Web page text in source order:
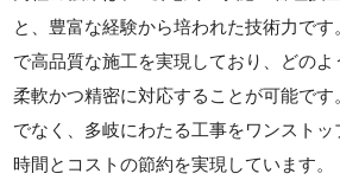
と、豊富な経験から培われた技術力で
で高品質な施工を実現しており、どの
柔軟かつ精密に対応することが可能で
でなく、多岐にわたる工事をワンストッ
時間とコストの節約を実現しています。